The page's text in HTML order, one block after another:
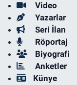
Video
Yazarlar
Seri İlan
Röportaj
Biyografi
Anketler
Künye